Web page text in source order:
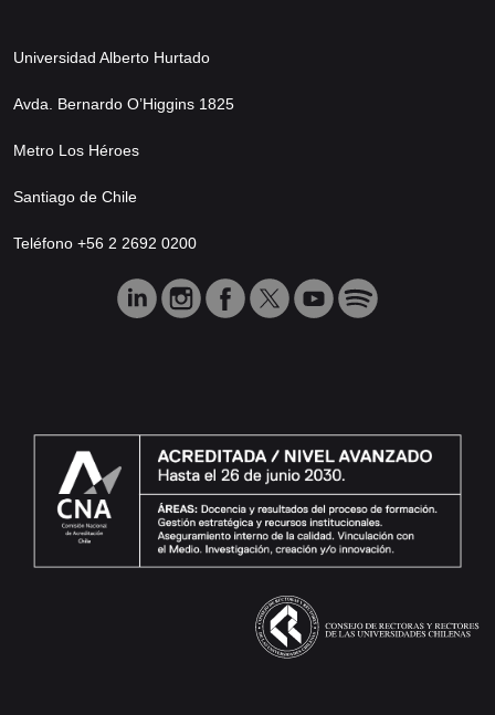
Universidad Alberto Hurtado
Avda. Bernardo O’Higgins 1825
Metro Los Héroes
Santiago de Chile
Teléfono +56 2 2692 0200